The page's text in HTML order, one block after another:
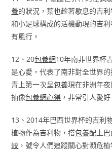
養的狀況，葉也趁著歇息的吉
和小足球構成的活機動現的吉
有風行。
12、20包養網10年南非世界杯
是心愛，代表了南非對全世界
青上第一次呈包養現在非洲年
抽像包養網心得 ，非常引人愛好
13、2014年巴西世界杯的吉利
植物作為吉利物，搭包養配上
較 ，號令人們追蹤關心對瀕危植